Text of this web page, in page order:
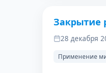
Закрытие
28 декабря
Применение